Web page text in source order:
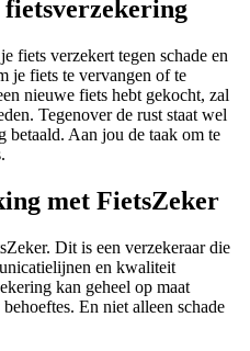
fietsverzekering
fiets verzekert tegen schade en
je fiets te vervangen of te
nieuwe fiets hebt gekocht, zal
Tegenover de rust staat wel
betaald. Aan jou de taak om te
met FietsZeker
Dit is een verzekeraar die
en kwaliteit
kan geheel op maat
En niet alleen schade